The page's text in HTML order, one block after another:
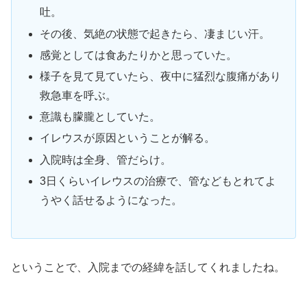
吐。
その後、気絶の状態で起きたら、凄まじい汗。
感覚としては食あたりかと思っていた。
様子を見て見ていたら、夜中に猛烈な腹痛があり
救急車を呼ぶ。
意識も朦朧としていた。
イレウスが原因ということが解る。
入院時は全身、管だらけ。
3日くらいイレウスの治療で、管などもとれてよ
うやく話せるようになった。
ということで、入院までの経緯を話してくれましたね。